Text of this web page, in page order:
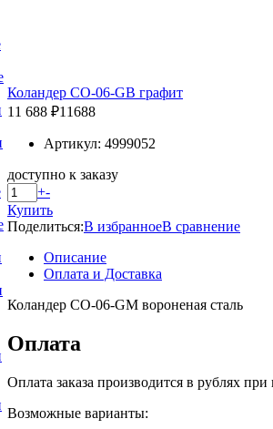
Коландер CO-06-GB графит
11 688 ₽11688
Артикул: 4999052
доступно к заказу
+-
Купить
Поделиться:В избранноеВ сравнение
Описание
Оплата и Доставка
Коландер CO-06-GM вороненая сталь
Оплата
Оплата заказа производится в рублях
Возможные варианты: